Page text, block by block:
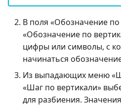
В поля «Обозначение по
«Обозначение по
цифры или символы, с
начинаться
Из выпадающих меню
«Шаг по вертикали»
для разбиения.